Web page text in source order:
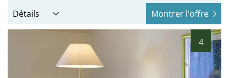
Détails Montrer l'offre
4